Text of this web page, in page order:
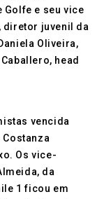
e seu vice
diretor juvenil da
Oliveira,
head
vencida
Os vice-
da
1 ficou em